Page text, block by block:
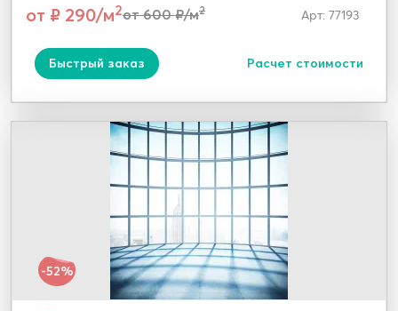
от ₽ 290/м2от 600 ₽/м2 Арт: 77193
Быстрый заказ Расчет стоимости
-52%